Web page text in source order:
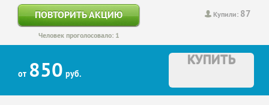
Купили: 87
ПОВТОРИТЬ АКЦИЮ
Человек проголосовало: 1
от 850 руб.
КУПИТЬ